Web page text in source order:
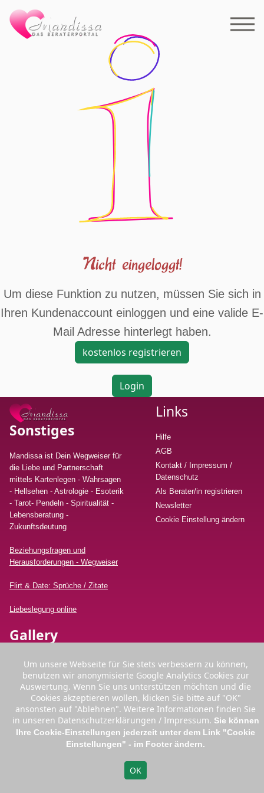
Nicht eingeloggt!
Um diese Funktion zu nutzen, müssen Sie sich in
Ihren Kundenaccount einloggen und eine valide E-
Mail Adresse hinterlegt haben.
kostenlos registrieren
Login
Sonstiges
Mandissa ist Dein Wegweiser für
die Liebe und Partnerschaft
mittels Kartenlegen - Wahrsagen
- Hellsehen - Astrologie - Esoterik
- Tarot- Pendeln - Spiritualität -
Lebensberatung -
Zukunftsdeutung
Beziehungsfragen und
Herausforderungen - Wegweiser
Flirt & Date: Sprüche / Zitate
Liebeslegung online
Links
Hilfe
AGB
Kontakt / Impressum /
Datenschutz
Als Berater/in registrieren
Newsletter
Cookie Einstellung ändern
Gallery
Kontakt
+49 (0)2166 3 99 99 70
Switzerland
Um unsere Webseite für Sie stets verbessern zu können,
benutzen wir anonymisierte Google Analytics Cookies zur
Auswertung. Wenn Sie uns unterstützen möchten und die
Cookies akzeptieren wollen, klicken Sie bitte auf "OK"
ansonsten auf "Ablehnen". Weitere Informationen finden Sie
in unseren Datenschutzerklärungen / Impressum. Sie können
Ihre Cookie-Einstellungen jederzeit unter dem Link "Cookie
Einstellungen" - im Footer ändern.
OK